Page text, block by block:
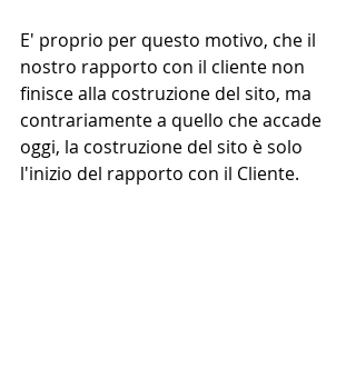
E' proprio per questo motivo, che il
nostro rapporto con il cliente non
finisce alla costruzione del sito, ma
contrariamente a quello che accade
oggi, la costruzione del sito è solo
l'inizio del rapporto con il Cliente.